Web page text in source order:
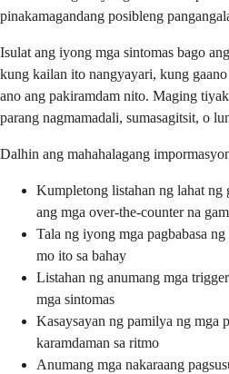
pinakamagandang posibleng
Isulat ang iyong mga sintomas bago
kung kailan ito nangyayari, kung
ano ang pakiramdam nito. Maging
parang nagmamadali, sumasagitsit, o
Dalhin ang mahahalagang
Kumpletong listahan ng lahat
ang mga over-the-counter na
Tala ng iyong mga pagbabasa
mo ito sa bahay
Listahan ng anumang mga
mga sintomas
Kasaysayan ng pamilya ng mga
karamdaman sa ritmo
Anumang mga nakaraang